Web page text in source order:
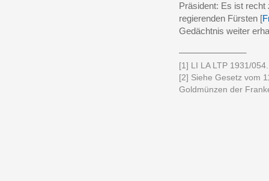
Präsident: Es ist
regierenden Fürsten [
Gedächtnis weiter
[1] LI LA LTP 1931/054.
[2] Siehe Gesetz vom
Goldmünzen der